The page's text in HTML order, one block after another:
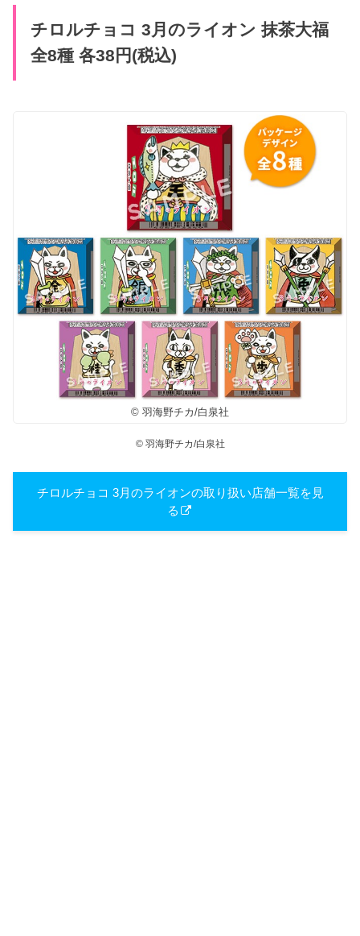
チロルチョコ 3月のライオン 抹茶大福
全8種 各38円(税込)
© 羽海野チカ/白泉社
© 羽海野チカ/白泉社
チロルチョコ 3月のライオンの取り扱い店舗一覧を見
る